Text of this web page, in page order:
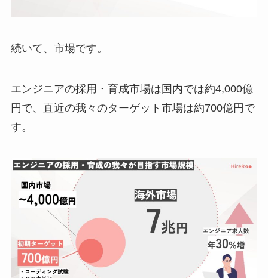
続いて、市場です。
エンジニアの採用・育成市場は国内では約4,000億
円で、直近の我々のターゲット市場は約700億円で
す。